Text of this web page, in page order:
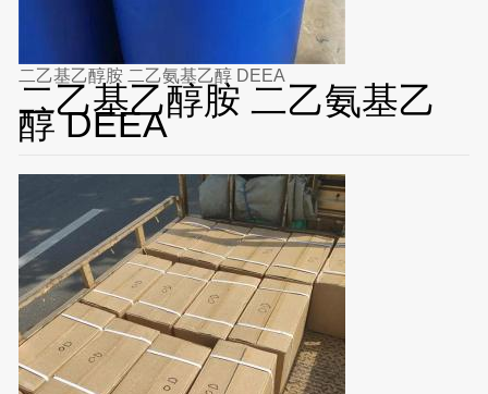
二乙基乙醇胺 二乙氨基乙醇 DEEA
二乙基乙醇胺 二乙氨基乙
醇 DEEA